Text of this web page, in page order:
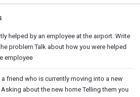
helped by an employee at the airport. Write
problem Talk about how you were helped
employee
friend who is currently moving into a new
about the new home Telling them you